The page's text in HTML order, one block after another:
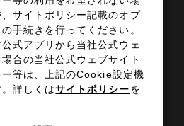
サイトポリシー
お問い合わせ
特定商取引法に基づく表示
CO.,LTD ALL RIGHTS RESERVED.
サイトポリシー記載のオプ
手続きを行ってください。
式アプリから当社公式ウェ
合の当社公式ウェブサイト
等は、上記のCookie設定機
詳しくはサイトポリシーを